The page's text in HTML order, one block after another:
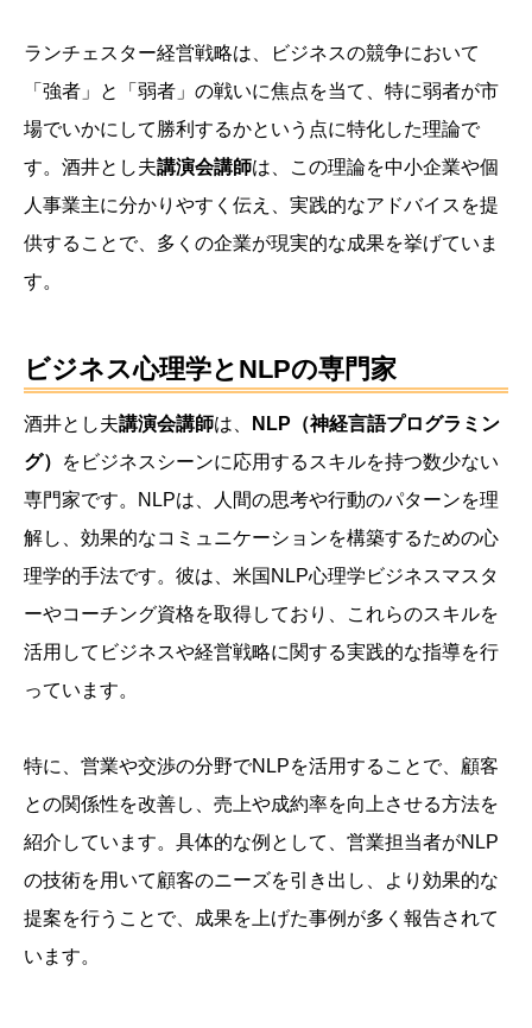
ランチェスター経営戦略は、ビジネスの競争において
「強者」と「弱者」の戦いに焦点を当て、特に弱者が市
場でいかにして勝利するかという点に特化した理論で
す。酒井とし夫講演会講師は、この理論を中小企業や個
人事業主に分かりやすく伝え、実践的なアドバイスを提
供することで、多くの企業が現実的な成果を挙げていま
す。
ビジネス心理学とNLPの専門家
酒井とし夫講演会講師は、
NLP（神経言語プログラミン
グ）
をビジネスシーンに応用するスキルを持つ数少ない
専門家です。NLPは、人間の思考や行動のパターンを理
解し、効果的なコミュニケーションを構築するための心
理学的手法です。彼は、米国NLP心理学ビジネスマスタ
ーやコーチング資格を取得しており、これらのスキルを
活用してビジネスや経営戦略に関する実践的な指導を行
っています。
特に、営業や交渉の分野でNLPを活用することで、顧客
との関係性を改善し、売上や成約率を向上させる方法を
紹介しています。具体的な例として、営業担当者がNLP
の技術を用いて顧客のニーズを引き出し、より効果的な
提案を行うことで、成果を上げた事例が多く報告されて
います。